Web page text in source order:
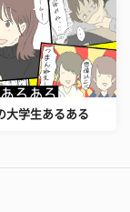
大学生あるある